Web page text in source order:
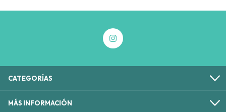
CATEGORÍAS
MÁS INFORMACIÓN